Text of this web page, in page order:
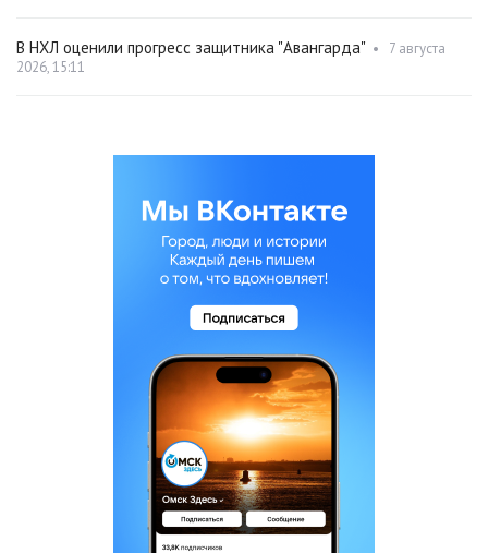
В НХЛ оценили прогресс защитника "Авангарда" •
7 августа
2026, 15:11